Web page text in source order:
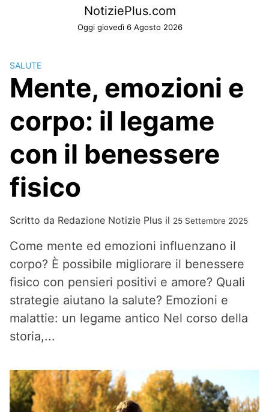
NotiziePlus.com
Oggi giovedì 6 Agosto 2026
SALUTE
Mente, emozioni e
corpo: il legame
con il benessere
fisico
Scritto da Redazione Notizie Plus il 25 Settembre 2025
Come mente ed emozioni influenzano il
corpo? È possibile migliorare il benessere
fisico con pensieri positivi e amore? Quali
strategie aiutano la salute? Emozioni e
malattie: un legame antico Nel corso della
storia,...